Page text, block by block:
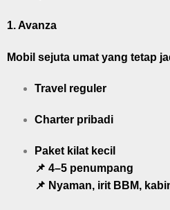
1.Avanza
Mobil sejuta umat yang tetap
Travel reguler
Charter pribadi
Paket kilat kecil
📌 4–5 penumpang
📌 Nyaman, irit BBM,